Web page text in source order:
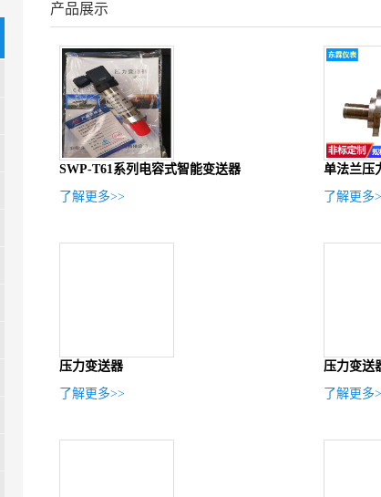
产品展示
SWP-T61系列电容式智能变送器
了解更多>>
单法兰压
了解更多
压力变送器
了解更多>>
压力变送
了解更多